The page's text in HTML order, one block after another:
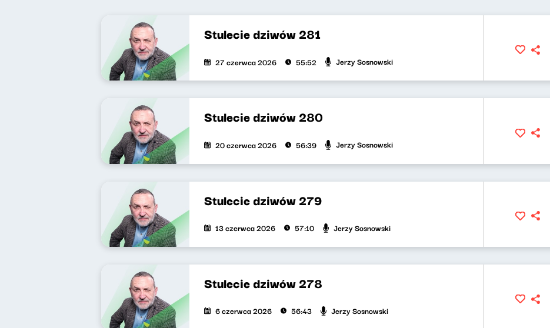
Stulecie dziwów 281
27 czerwca 2026 55:52 Jerzy Sosnowski
Stulecie dziwów 280
20 czerwca 2026 56:39 Jerzy Sosnowski
Stulecie dziwów 279
13 czerwca 2026 57:10 Jerzy Sosnowski
Stulecie dziwów 278
6 czerwca 2026 56:43 Jerzy Sosnowski